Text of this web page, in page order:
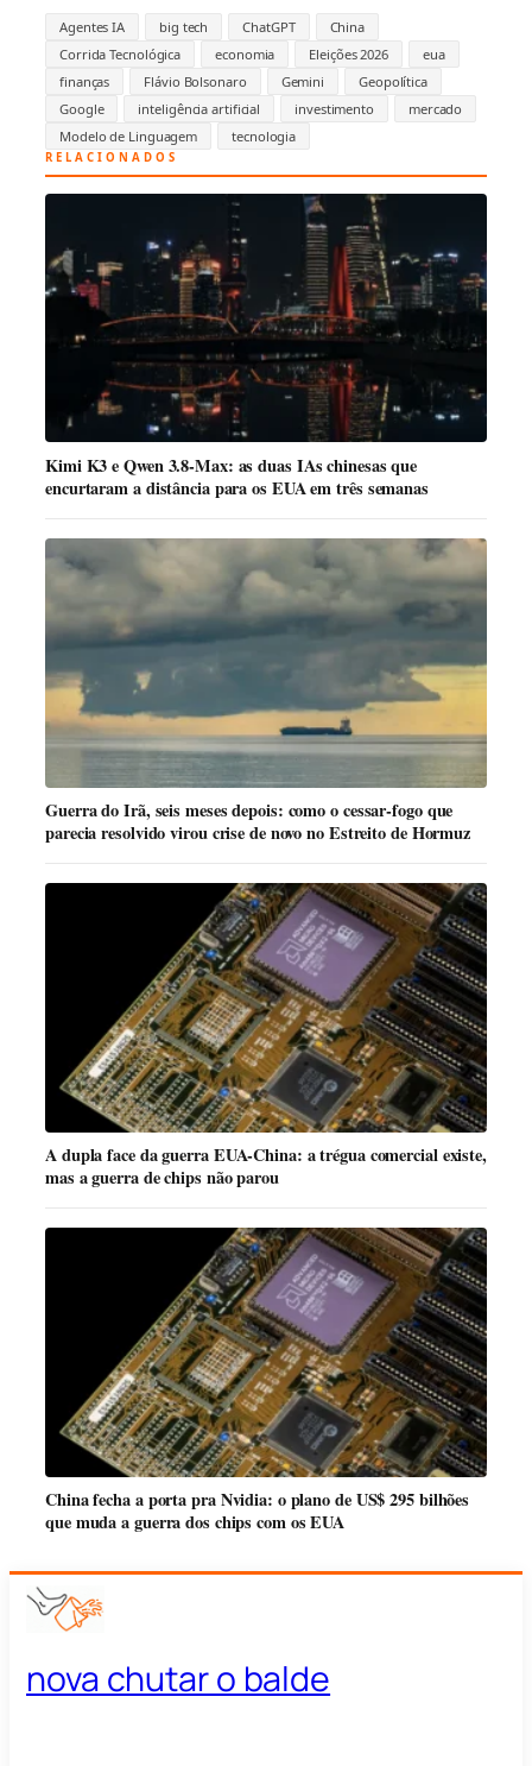
Agentes IA big tech ChatGPT
China
Corrida Tecnológica
economia Eleições 2026
eua
finanças
Flávio Bolsonaro Gemini
Geopolítica
Google
inteligência artificial investimento
mercado
Modelo de Linguagem
tecnologia
RELACIONADOS
Kimi K3 e Qwen 3.8-Max: as duas IAs chinesas que
encurtaram a distância para os EUA em três semanas
Guerra do Irã, seis meses depois: como o cessar-fogo que
parecia resolvido virou crise de novo no Estreito de Hormuz
A dupla face da guerra EUA-China: a trégua comercial existe,
mas a guerra de chips não parou
China fecha a porta pra Nvidia: o plano de US$ 295 bilhões
que muda a guerra dos chips com os EUA
nova chutar o balde